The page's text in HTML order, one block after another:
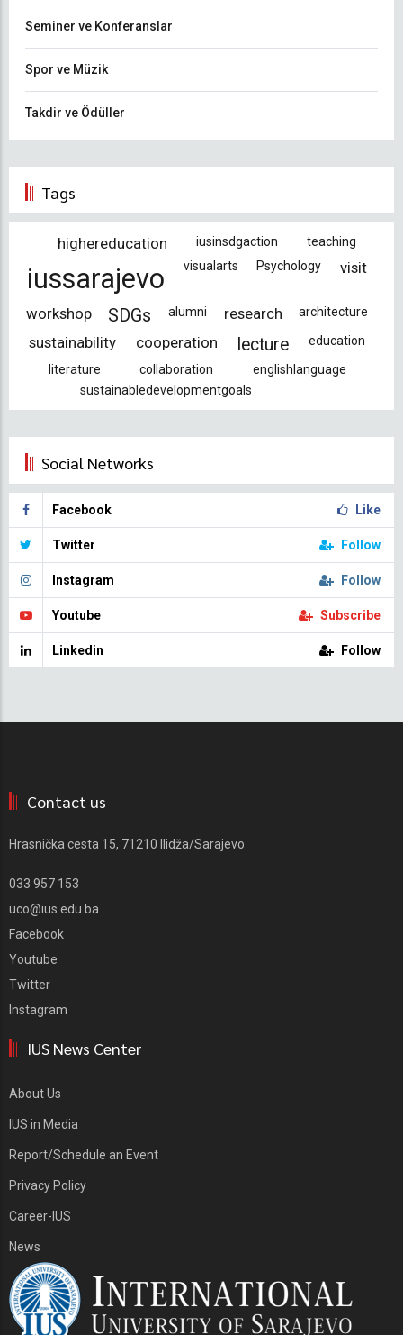
Seminer ve Konferanslar
Spor ve Müzik
Takdir ve Ödüller
Tags
highereducation iusinsdgaction teaching
iussarajevo visualarts Psychology visit
workshop SDGs alumni research architecture
sustainability cooperation lecture
education
literature
collaboration
englishlanguage
sustainabledevelopmentgoals
Social Networks
Facebook Like
Twitter Follow
Instagram Follow
Youtube Subscribe
Linkedin Follow
Contact us
Hrasnička cesta 15, 71210 Ilidža/Sarajevo
033 957 153
uco@ius.edu.ba
Facebook
Youtube
Twitter
Instagram
IUS News Center
About Us
IUS in Media
Report/Schedule an Event
Privacy Policy
Career-IUS
News